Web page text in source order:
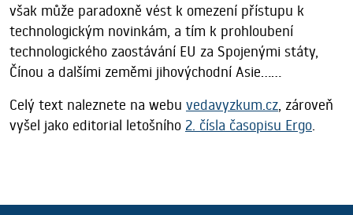
však může paradoxně vést k omezení přístupu k
technologickým novinkám, a tím k prohloubení
technologického zaostávání EU za Spojenými státy,
Čínou a dalšími zeměmi jihovýchodní Asie......
Celý text naleznete na webu vedavyzkum.cz, zároveň
vyšel jako editorial letošního 2. čísla časopisu Ergo.